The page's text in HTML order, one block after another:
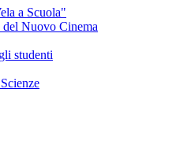
a Scuola"
Nuovo Cinema
studenti